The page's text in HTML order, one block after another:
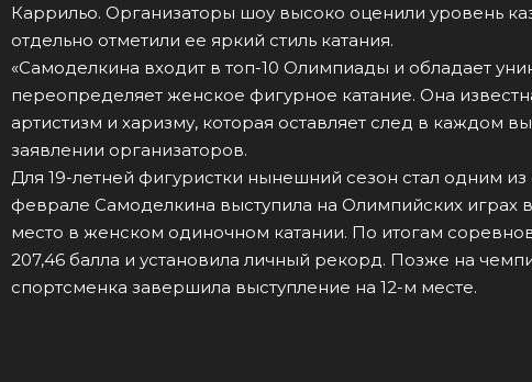
Каррильо. Организаторы шоу высоко оценили уровень
отдельно отметили ее яркий стиль катания.
«Самоделкина входит в топ-10 Олимпиады и обладает
переопределяет женское фигурное катание. Она
артистизм и харизму, которая оставляет след в каждом
заявлении организаторов.
Для 19-летней фигуристки нынешний сезон стал одним
феврале Самоделкина выступила на Олимпийских играх
место в женском одиночном катании. По итогам
207,46 балла и установила личный рекорд. Позже на
спортсменка завершила выступление на 12-м месте.